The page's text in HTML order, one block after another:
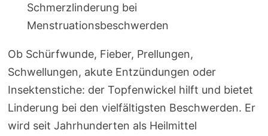
Schmerzlinderung bei
Menstruationsbeschwerden
Ob Schürfwunde, Fieber, Prellungen,
Schwellungen, akute Entzündungen oder
Insektenstiche: der Topfenwickel hilft und bietet
Linderung bei den vielfältigsten Beschwerden. Er
wird seit Jahrhunderten als Heilmittel